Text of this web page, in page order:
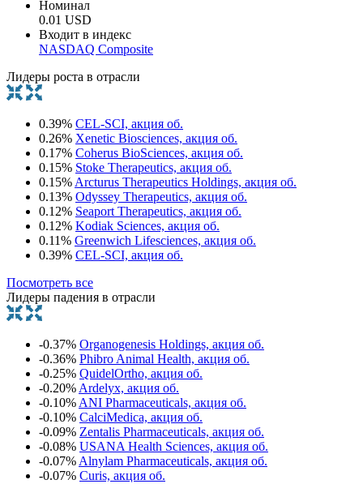
Номинал
0.01 USD
Входит в индекс
NASDAQ Composite
Лидеры роста в отрасли
0.39% CEL-SCI, акция об.
0.26% Xenetic Biosciences, акция об.
0.17% Coherus BioSciences, акция об.
0.15% Stoke Therapeutics, акция об.
0.15%Arcturus Therapeutics Holdings, акция об.
0.13% Odyssey Therapeutics, акция об.
0.12% Seaport Therapeutics, акция об.
0.12% Kodiak Sciences, акция об.
0.11% Greenwich Lifesciences, акция об.
0.39% CEL-SCI, акция об.
Посмотреть все
Лидеры падения в отрасли
-0.37% Organogenesis Holdings, акция об.
-0.36% Phibro Animal Health, акция об.
-0.25% QuidelOrtho, акция об.
-0.20%Ardelyx, акция об.
-0.10%ANI Pharmaceuticals, акция об.
-0.10% CalciMedica, акция об.
-0.09% Zentalis Pharmaceuticals, акция об.
-0.08% USANA Health Sciences, акция об.
-0.07%Alnylam Pharmaceuticals, акция об.
-0.07% Curis, акция об.